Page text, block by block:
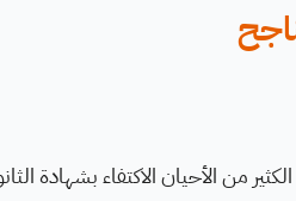
من الأحيان الاكتفاء بشهادة